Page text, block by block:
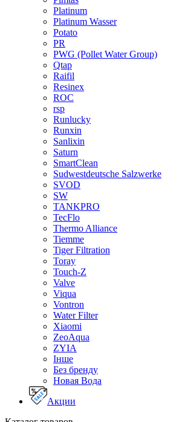
Platinum
Platinum Wasser
Potato
PR
PWG (Pollet Water Group)
Qtap
Raifil
Resinex
ROC
rsp
Runlucky
Runxin
Sanlixin
Saturn
SmartClean
Sudwestdeutsche Salzwerke
SVOD
SW
TANKPRO
TecFlo
Thermo Alliance
Tiemme
Tiger Filtration
Toray
Touch-Z
Valve
Viqua
Vontron
Water Filter
Xiaomi
ZeoAqua
ZYIA
Інше
Без бренду
Новая Вода
Акции